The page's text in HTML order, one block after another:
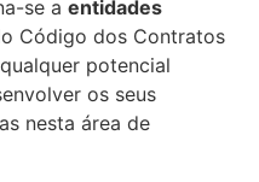
se a entidades
Código dos Contratos
potencial
os seus
nesta área de